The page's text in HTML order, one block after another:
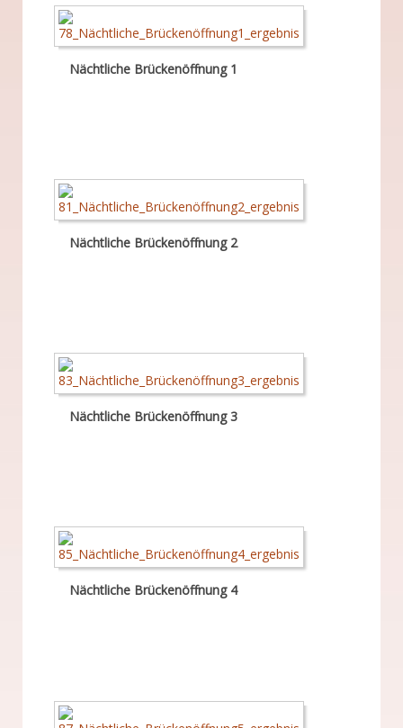
Nächtliche Brückenöffnung 1
Nächtliche Brückenöffnung 2
Nächtliche Brückenöffnung 3
Nächtliche Brückenöffnung 4